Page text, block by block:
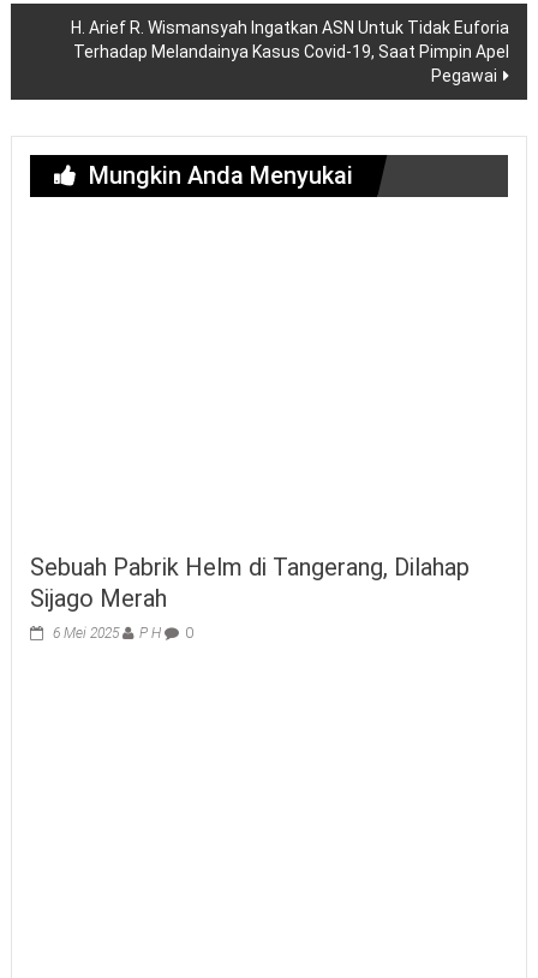
H. Arief R. Wismansyah Ingatkan ASN Untuk Tidak Euforia
Terhadap Melandainya Kasus Covid-19, Saat Pimpin Apel
Pegawai
Mungkin Anda Menyukai
Sebuah Pabrik Helm di Tangerang, Dilahap
Sijago Merah
6 Mei 2025 P H 0